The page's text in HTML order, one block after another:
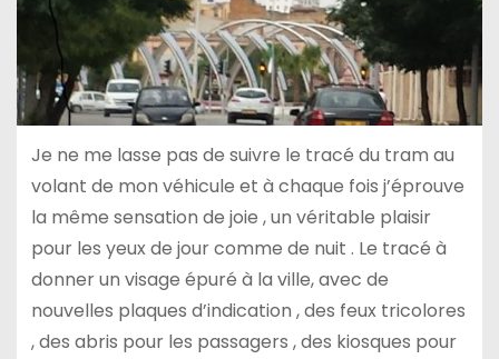
Je ne me lasse pas de suivre le tracé du tram au
volant de mon véhicule et à chaque fois j’éprouve
la même sensation de joie , un véritable plaisir
pour les yeux de jour comme de nuit . Le tracé à
donner un visage épuré à la ville, avec de
nouvelles plaques d’indication , des feux tricolores
, des abris pour les passagers , des kiosques pour